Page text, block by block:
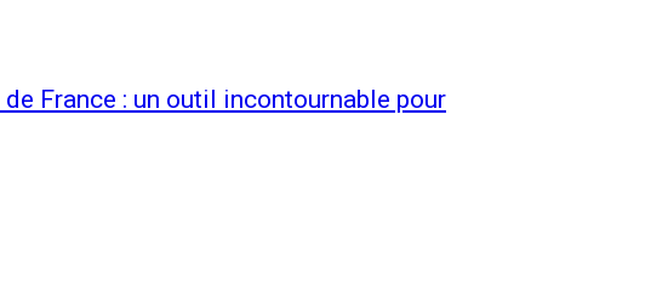
France : un outil incontournable pour